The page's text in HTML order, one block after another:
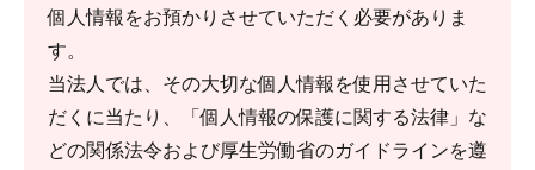
個人情報をお預かりさせていただく必要がありま
す。
当法人では、その大切な個人情報を使用させていた
だくに当たり、「個人情報の保護に関する法律」な
どの関係法令および厚生労働省のガイドラインを遵